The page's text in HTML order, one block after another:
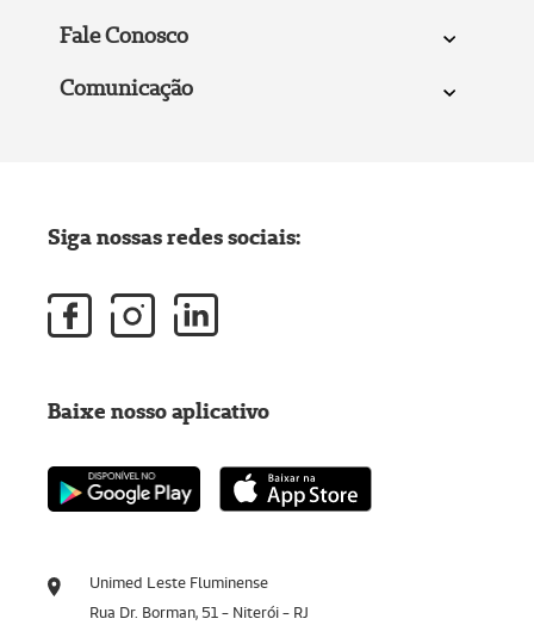
Fale Conosco
Comunicação
Unimed Leste Fluminense
Rua Dr. Borman, 51 - Niterói - RJ
Siga nossas redes sociais:
Baixe nosso aplicativo